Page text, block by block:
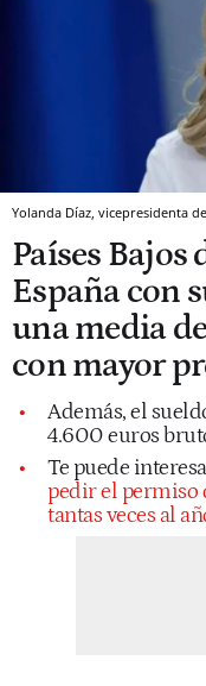
Yolanda Díaz, vicepresidenta
Países Bajos
España con
una media
con mayor
Además, el
4.600 euros
Te puede
pedir el permiso
tantas veces al